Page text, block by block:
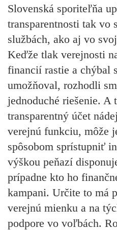
Slovenská sporiteľňa
transparentnosti tak vo
službách, ako aj vo
Keďže tlak verejnosti
financií rastie a chýbal
umožňoval, rozhodli
jednoduché riešenie. A
transparentný účet
verejnú funkciu, môže
spôsobom sprístupniť
výškou peňazí
prípadne kto ho
kampani. Určite to má
verejnú mienku a na
podpore vo voľbách.